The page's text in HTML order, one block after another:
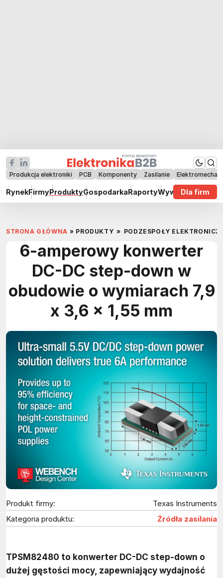
Produkcja elektroniki PCB Komponenty Zasilanie
RynekFirmyProduktyGospodarkaRaportyWywiadyDla firm
STRONA GŁÓWNA » PRODUKTY » PODZESPOŁY
6-amperowy konwerter
DC-DC step-down w
obudowie o wymiarach 7,9
x 3,6 x 1,55 mm
Produkt firmy:
Texas Instruments
Kategoria produktu:
Źródła zasilania
TPSM82480 to konwerter DC-DC step-down o
dużej gęstości mocy, zapewniający wydajność